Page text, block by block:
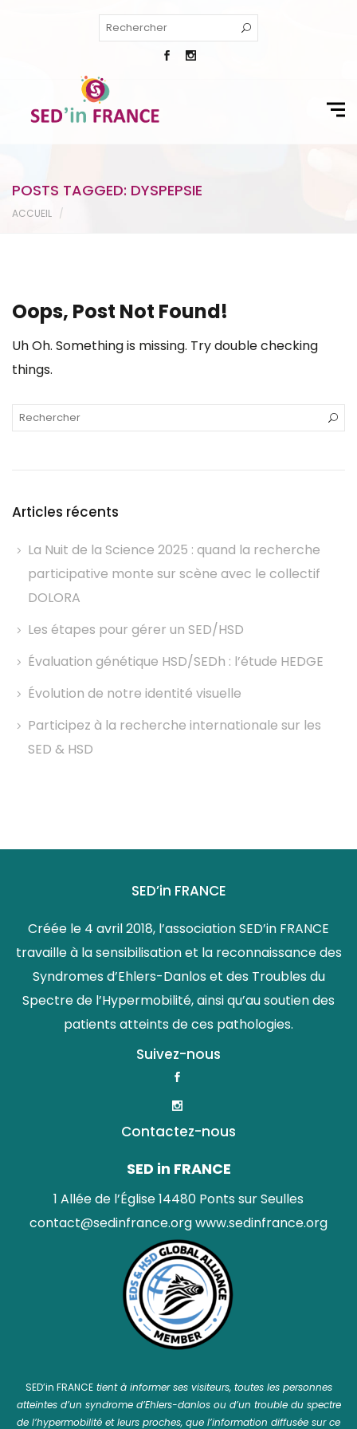
POSTS TAGGED: DYSPEPSIE
ACCUEIL
Oops, Post Not Found!
Uh Oh. Something is missing. Try double checking
things.
Articles récents
La Nuit de la Science 2025 : quand la recherche
participative monte sur scène avec le collectif
DOLORA
Les étapes pour gérer un SED/HSD
Évaluation génétique HSD/SEDh : l’étude HEDGE
Évolution de notre identité visuelle
Participez à la recherche internationale sur les
SED & HSD
SED’in FRANCE
Créée le 4 avril 2018, l’association SED’in FRANCE
travaille à la sensibilisation et la reconnaissance des
Syndromes d’Ehlers-Danlos et des Troubles du
Spectre de l’Hypermobilité, ainsi qu’au soutien des
patients atteints de ces pathologies.
Suivez-nous
Contactez-nous
SED in FRANCE
1 Allée de l’Église 14480 Ponts sur Seulles
contact@sedinfrance.orgwww.sedinfrance.org
SED’in FRANCEtient à informer ses visiteurs, toutes les personnes
atteintes d’un syndrome d’Ehlers-danlos ou d’un trouble du spectre
de l’hypermobilité et leurs proches, que l’information diffusée sur ce